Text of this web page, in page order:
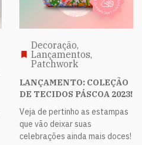
Decoração,
Lançamentos,
Patchwork
LANÇAMENTO: COLEÇÃO
DE TECIDOS PÁSCOA 2023!
Veja de pertinho as estampas
que vão deixar suas
celebrações ainda mais doces!